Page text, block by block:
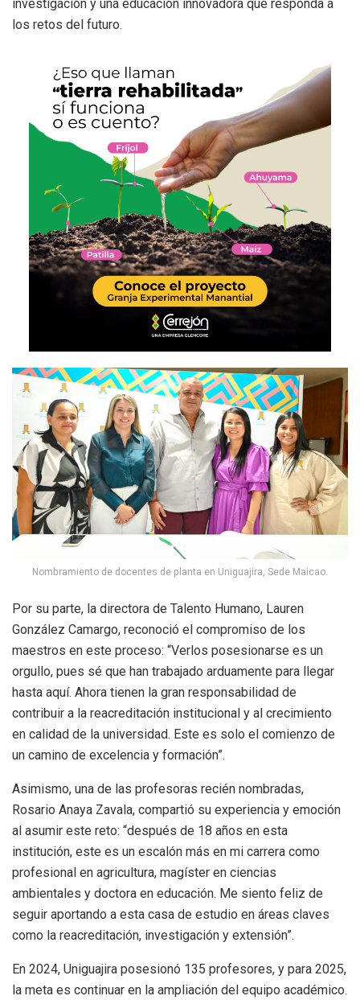
investigación y una educación innovadora que responda a
los retos del futuro.
Nombramiento de docentes de planta en Uniguajira, Sede Maicao.
Por su parte, la directora de Talento Humano, Lauren
González Camargo, reconoció el compromiso de los
maestros en este proceso: “Verlos posesionarse es un
orgullo, pues sé que han trabajado arduamente para llegar
hasta aquí. Ahora tienen la gran responsabilidad de
contribuir a la reacreditación institucional y al crecimiento
en calidad de la universidad. Este es solo el comienzo de
un camino de excelencia y formación”.
Asimismo, una de las profesoras recién nombradas,
Rosario Anaya Zavala, compartió su experiencia y emoción
al asumir este reto: “después de 18 años en esta
institución, este es un escalón más en mi carrera como
profesional en agricultura, magíster en ciencias
ambientales y doctora en educación. Me siento feliz de
seguir aportando a esta casa de estudio en áreas claves
como la reacreditación, investigación y extensión”.
En 2024, Uniguajira posesionó 135 profesores, y para 2025,
la meta es continuar en la ampliación del equipo académico.